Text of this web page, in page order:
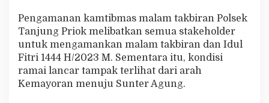
S
n
t
e
r
A
Pengamanan kamtibmas malam takbiran Polsek
Tanjung Priok melibatkan semua stakeholder
untuk mengamankan malam takbiran dan Idul
Fitri 1444 H/2023 M. Sementara itu, kondisi
ramai lancar tampak terlihat dari arah
Kemayoran menuju Sunter Agung.